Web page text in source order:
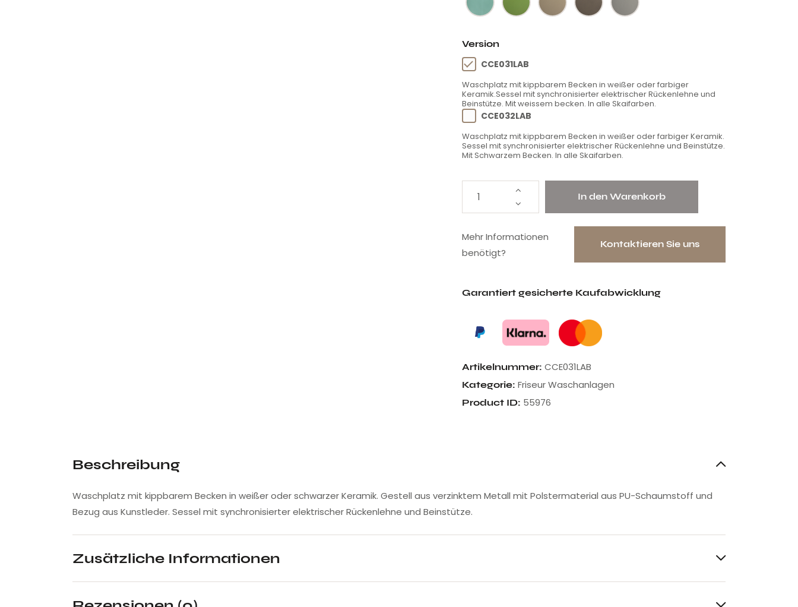
Version
CCE031LAB
Waschplatz mit kippbarem Becken in weißer oder farbiger
Keramik.Sessel mit synchronisierter elektrischer Rückenlehne und
Beinstütze. Mit weissem becken. In alle Skaifarben.
CCE032LAB
Waschplatz mit kippbarem Becken in weißer oder farbiger Keramik.
Sessel mit synchronisierter elektrischer Rückenlehne und Beinstütze.
Mit Schwarzem Becken. In alle Skaifarben.
In den Warenkorb
Mehr Informationen
benötigt?
Kontaktieren Sie uns
Garantiert gesicherte Kaufabwicklung
Artikelnummer: CCE031LAB
Kategorie: Friseur Waschanlagen
Product ID: 55976
Beschreibung
Waschplatz mit kippbarem Becken in weißer oder schwarzer Keramik. Gestell aus verzinktem Metall mit Polstermaterial aus PU-Schaumstoff und
Bezug aus Kunstleder. Sessel mit synchronisierter elektrischer Rückenlehne und Beinstütze.
Zusätzliche Informationen